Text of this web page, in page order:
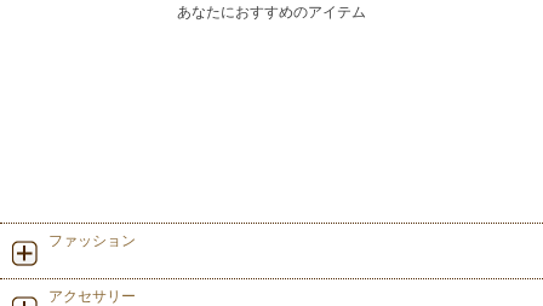
あなたにおすすめのアイテム
ファッション
アクセサリー